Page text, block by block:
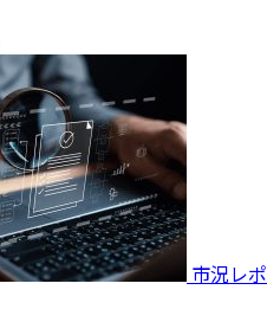
市況レポ